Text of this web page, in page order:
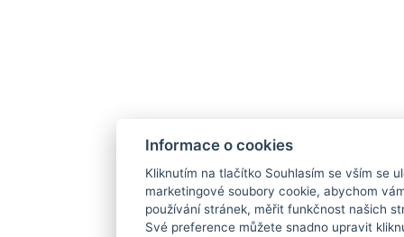
Informace o cookies
Kliknutím na tlačítko Souhlasím se vším se
marketingové soubory cookie, abychom
používání stránek, měřit funkčnost našich
Své preference můžete snadno upravit